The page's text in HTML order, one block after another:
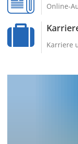
Online-
Karriere